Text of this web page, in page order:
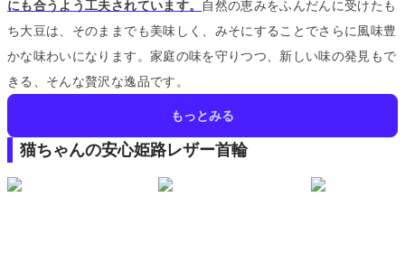
にも合うよう工夫されています。
自然の恵みをふんだんに受けたも
ち大豆は、そのままでも美味しく、みそにすることでさらに風味豊
かな味わいになります。 家庭の味を守りつつ、新しい味の発見もで
きる、そんな贅沢な逸品です。
もっとみる
猫ちゃんの安心姫路レザー首輪